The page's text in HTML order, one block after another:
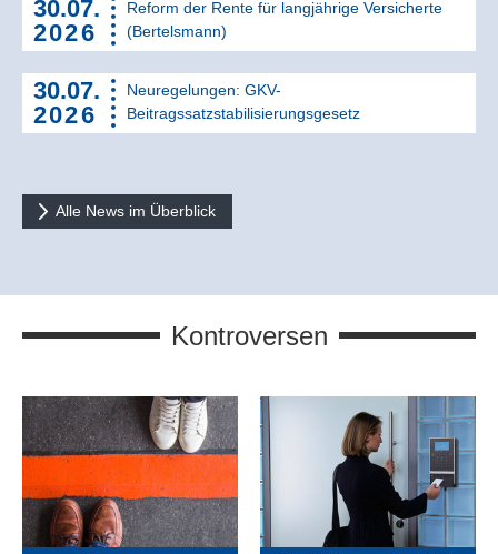
30.07.
2026
Reform der Rente für langjährige Versicherte
(Bertelsmann)
30.07.
2026
Neuregelungen: GKV-
Beitragssatzstabilisierungsgesetz
Alle News im Überblick
Kontroversen
Altersgrenzen,
Altersübergänge
Flexibilisierung der
Arbeit